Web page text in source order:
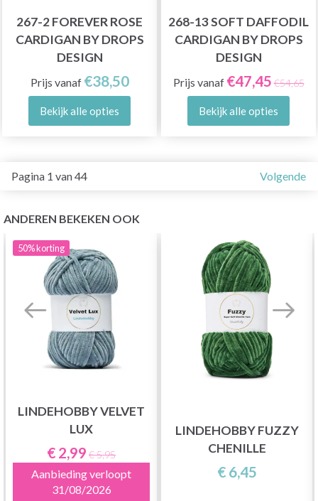
267-2 FOREVER ROSE
CARDIGAN BY DROPS
DESIGN
Prijs vanaf €38,50
Bekijk alle opties
268-13 SOFT DAFFODIL
CARDIGAN BY DROPS
DESIGN
Prijs vanaf €47,45 €54,65
Bekijk alle opties
Pagina 1 van 44 Volgende
ANDEREN BEKEKEN OOK
50%korting
LINDEHOBBY VELVET
LUX
€ 2,99 € 5,95
Aanbieding verloopt
31/08/2026
LINDEHOBBY FUZZY
CHENILLE
€ 6,45